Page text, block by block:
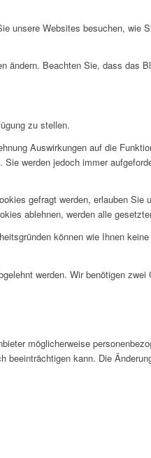
unsere Websites besuchen, wie
Beachten Sie, dass das
zu stellen.
Auswirkungen auf die
werden jedoch immer
gefragt werden, erlauben
ablehnen, werden alle
können wie Ihnen
werden. Wir benötigen
möglicherweise
kann. Die